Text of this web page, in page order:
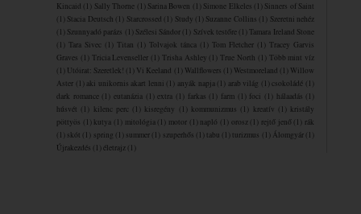
Kincaid
(1) Sally Thorne (1) Sarina Bowen (1) Simone Elkeles (1) Sinners of Saint
(1) Stacia Deutsch (1) Starcrossed (1) Study (1) Suzanne Collins (1) Szeretni nehéz
(1) Szunnyadó parázs (1) Szélesi Sándor (1) Szívek testőre (1)Tamara Ireland Stone
(1) Tara Sivec (1) Titan (1) Tolvajok ​tánca (1) Tom Fletcher (1) Tracey Garvis
Graves
(1) Tricia Levenseller (1) Trisha Ashley (1) True North (1) Több mint víz
(1) Utóirat: Szeretlek! (1) Vi Keeland (1) Wallflowers (1) Westmoreland (1) Willow
Aster
(1) aki unikornis akart lenni (1) anyák napja (1) arab világ (1)csokoládé
(1)
dark romance
(1) eutanázia (1) extra (1) farkas (1) farm (1) foci (1) hálaadás
(1)
húsvét
(1) kilenc perc (1) kisregény (1) kommunizmus (1) kreatív (1) kristály
pöttyös
(1) kutya (1) mitológia (1) motor (1) napló (1) orosz (1) rejtő jenő (1) rák
(1) skót (1) spring (1) summer (1) szuperhős (1) tabu (1) turizmus (1) Álomgyár (1)
Újrakezdés
(1)életrajz (1)